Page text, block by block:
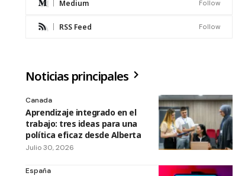
Medium Follow
RSS Feed Follow
Noticias principales
Canada
Aprendizaje integrado en el
trabajo: tres ideas para una
política eficaz desde Alberta
Julio 30, 2026
España